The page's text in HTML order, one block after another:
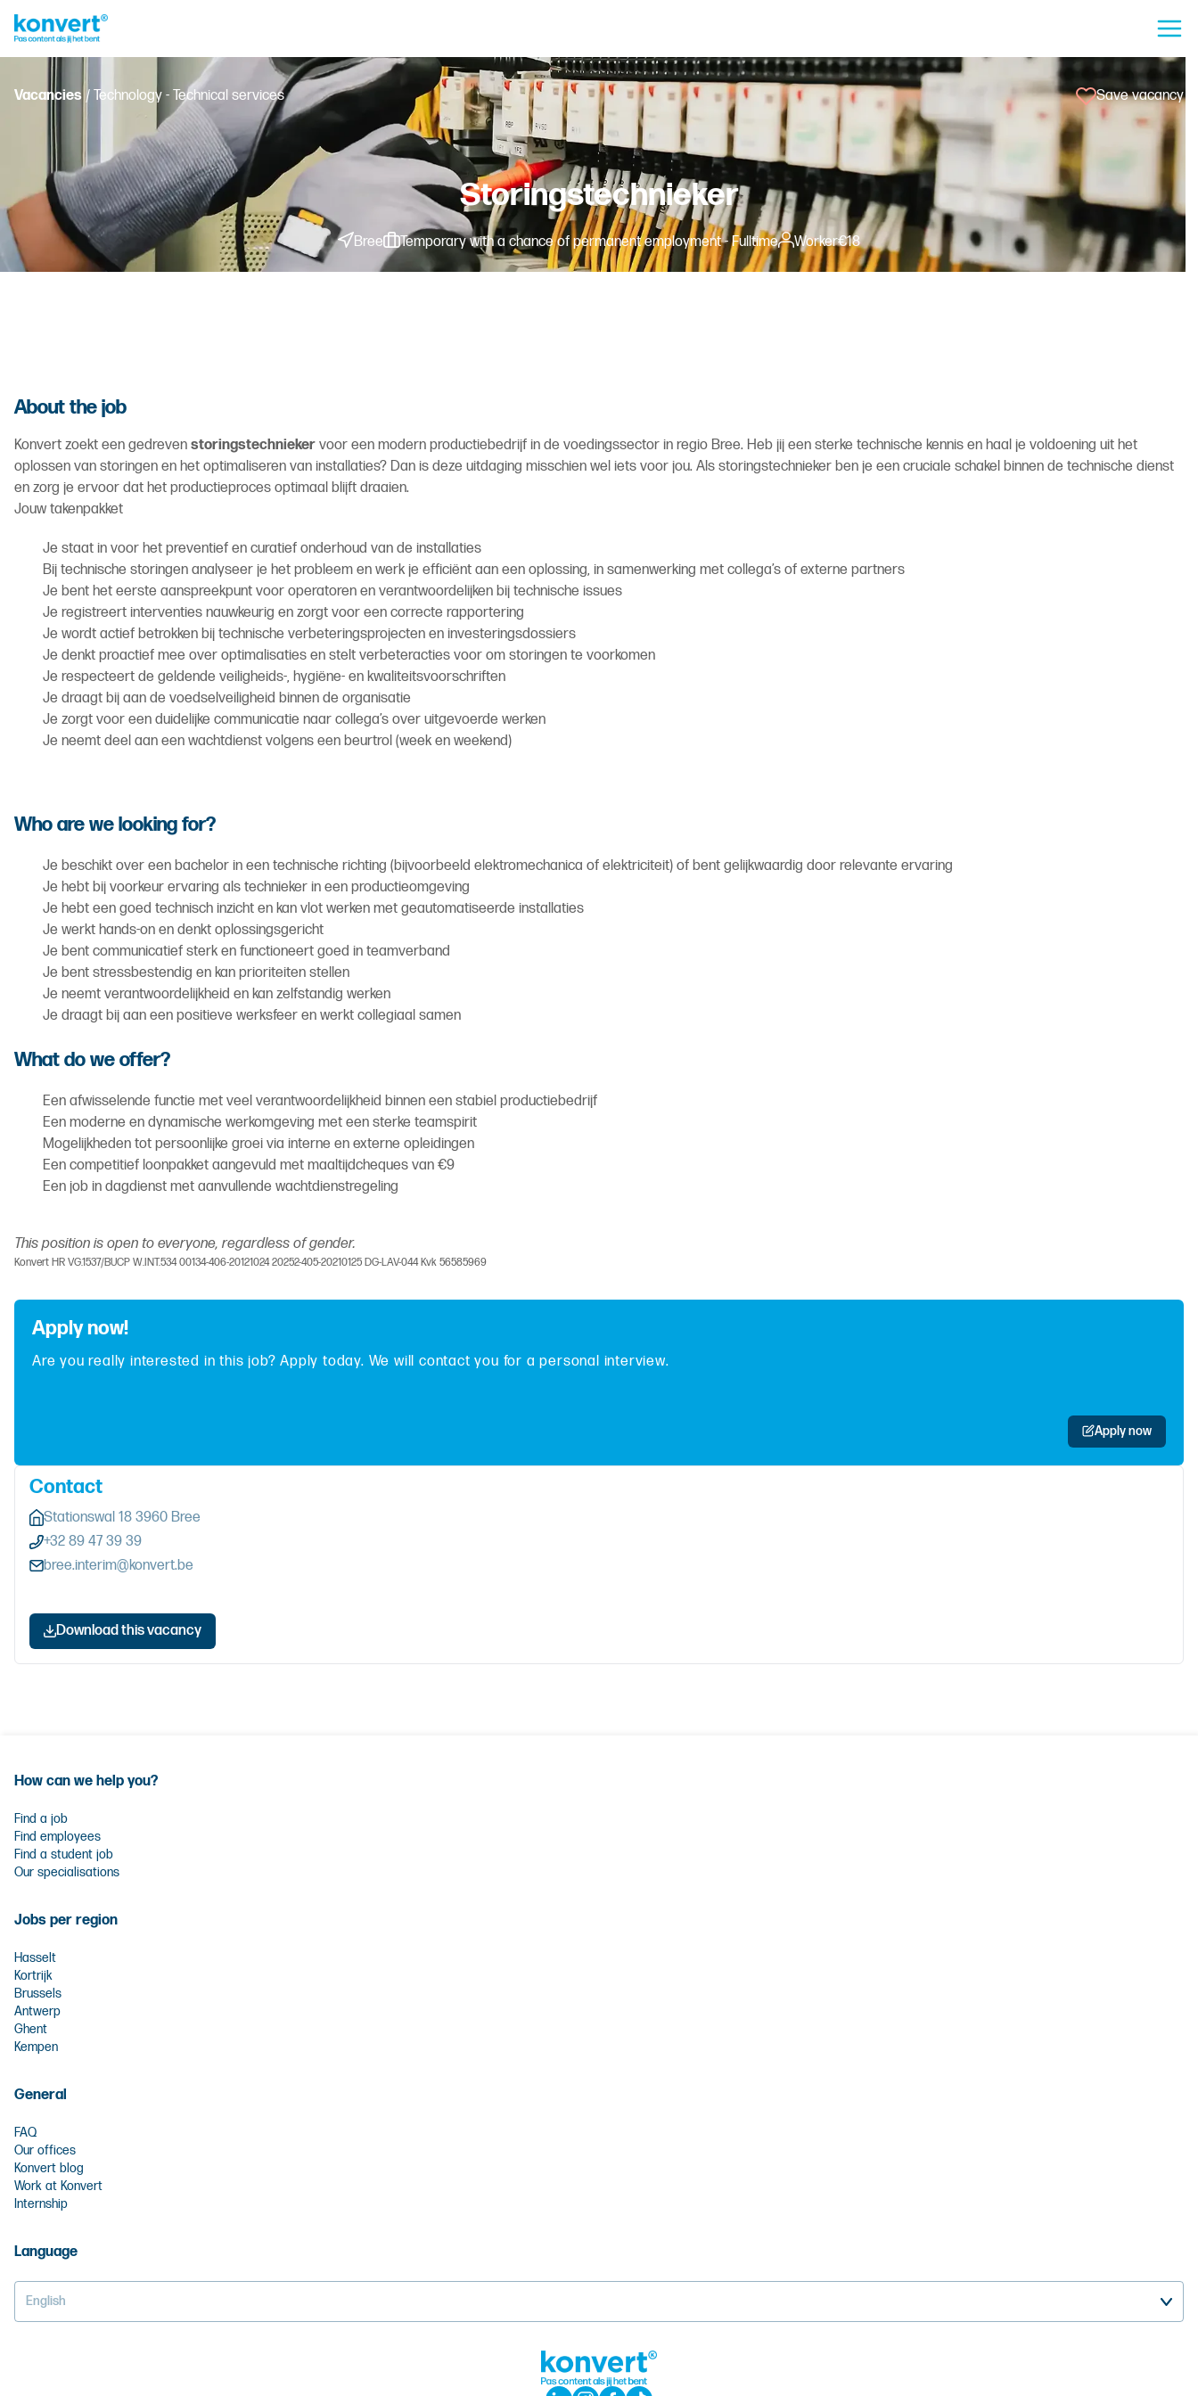
Vacancies / Technology - Technical services Save vacancy
Storingstechnieker
Bree Temporary with a chance of permanent employment - Fulltime Worker€18
About the job
Konvert zoekt een gedreven storingstechnieker voor een modern productiebedrijf in de voedingssector in regio Bree. Heb jij een sterke technische kennis en haal je voldoening uit het
oplossen van storingen en het optimaliseren van installaties? Dan is deze uitdaging misschien wel iets voor jou. Als storingstechnieker ben je een cruciale schakel binnen de technische dienst
en zorg je ervoor dat het productieproces optimaal blijft draaien.
Jouw takenpakket
Je staat in voor het preventief en curatief onderhoud van de installaties
Bij technische storingen analyseer je het probleem en werk je efficiënt aan een oplossing, in samenwerking met collega’s of externe partners
Je bent het eerste aanspreekpunt voor operatoren en verantwoordelijken bij technische issues
Je registreert interventies nauwkeurig en zorgt voor een correcte rapportering
Je wordt actief betrokken bij technische verbeteringsprojecten en investeringsdossiers
Je denkt proactief mee over optimalisaties en stelt verbeteracties voor om storingen te voorkomen
Je respecteert de geldende veiligheids-, hygiëne- en kwaliteitsvoorschriften
Je draagt bij aan de voedselveiligheid binnen de organisatie
Je zorgt voor een duidelijke communicatie naar collega’s over uitgevoerde werken
Je neemt deel aan een wachtdienst volgens een beurtrol (week en weekend)
Who are we looking for?
Je beschikt over een bachelor in een technische richting (bijvoorbeeld elektromechanica of elektriciteit) of bent gelijkwaardig door relevante ervaring
Je hebt bij voorkeur ervaring als technieker in een productieomgeving
Je hebt een goed technisch inzicht en kan vlot werken met geautomatiseerde installaties
Je werkt hands-on en denkt oplossingsgericht
Je bent communicatief sterk en functioneert goed in teamverband
Je bent stressbestendig en kan prioriteiten stellen
Je neemt verantwoordelijkheid en kan zelfstandig werken
Je draagt bij aan een positieve werksfeer en werkt collegiaal samen
What do we offer?
Een afwisselende functie met veel verantwoordelijkheid binnen een stabiel productiebedrijf
Een moderne en dynamische werkomgeving met een sterke teamspirit
Mogelijkheden tot persoonlijke groei via interne en externe opleidingen
Een competitief loonpakket aangevuld met maaltijdcheques van €9
Een job in dagdienst met aanvullende wachtdienstregeling
This position is open to everyone, regardless of gender.
Konvert HR VG.1537/BUCP W.INT.534 00134-406-20121024 20252-405-20210125 DG-LAV-044 Kvk 56585969
Apply now!
Are you really interested in this job? Apply today. We will contact you for a personal interview.
Apply now
Contact
Stationswal 18 3960 Bree
+32 89 47 39 39
bree.interim@konvert.be
Download this vacancy
How can we help you?
Find a job
Find employees
Find a student job
Our specialisations
Jobs per region
Hasselt
Kortrijk
Brussels
Antwerp
Ghent
Kempen
General
FAQ
Our offices
Konvert blog
Work at Konvert
Internship
Language
English